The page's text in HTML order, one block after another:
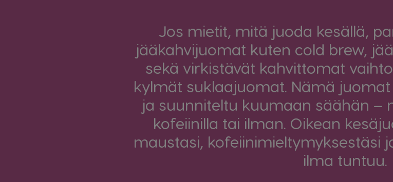
Jos mietit, mitä juoda kesällä,
jääkahvijuomat kuten cold brew,
sekä virkistävät kahvittomat
kylmät suklaajuomat. Nämä
ja suunniteltu kuumaan säähän –
kofeiinilla tai ilman. Oikean
maustasi, kofeiinimieltymyksestäsi
ilma tuntuu.